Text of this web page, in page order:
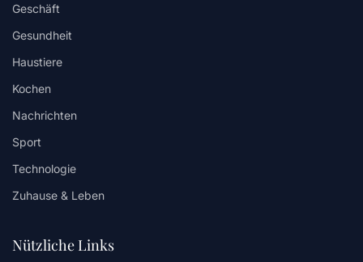
Geschäft
Gesundheit
Haustiere
Kochen
Nachrichten
Sport
Technologie
Zuhause & Leben
Nützliche Links